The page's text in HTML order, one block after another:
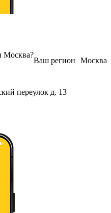
Москва
Ваш регион
Москва?
переулок д. 13